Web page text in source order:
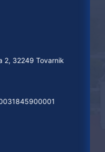
2, 32249 Tovarnik